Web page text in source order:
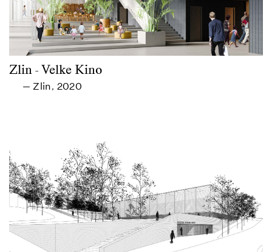
Zlin - Velke Kino
— Zlin, 2020